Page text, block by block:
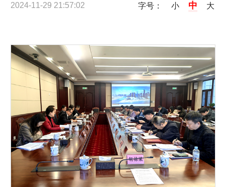
2024-11-29 21:57:02 字号： 小 中 大